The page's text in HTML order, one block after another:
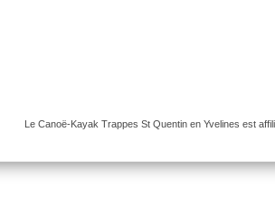
Le Canoë-Kayak Trappes St Quentin en Yvelines est